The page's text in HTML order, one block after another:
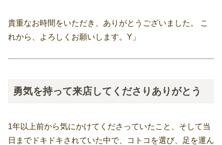
貴重なお時間をいただき、ありがとうございました。 こ
れから、よろしくお願いします。Y」
勇気を持って来店してくださりありがとう
1年以上前から気にかけてくださっていたこと、そして当
日までドキドキされていた中で、コトコを選び、足を運ん